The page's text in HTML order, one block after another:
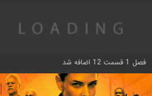
فصل 1 قسمت 12 اضافه شد